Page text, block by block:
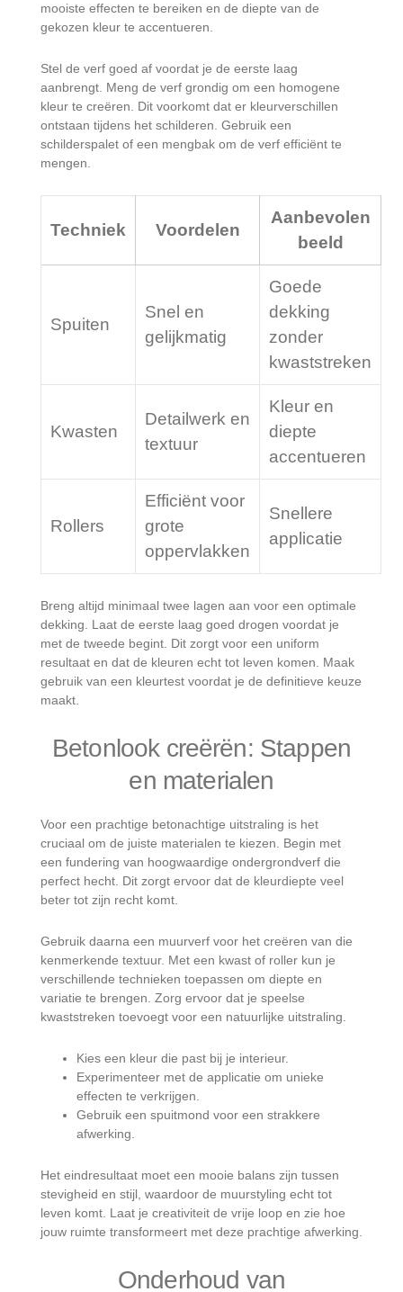
mooiste effecten te bereiken en de diepte van de
gekozen kleur te accentueren.
Stel de verf goed af voordat je de eerste laag
aanbrengt. Meng de verf grondig om een homogene
kleur te creëren. Dit voorkomt dat er kleurverschillen
ontstaan tijdens het schilderen. Gebruik een
schilderspalet of een mengbak om de verf efficiënt te
mengen.
Techniek Voordelen
Aanbevolen
beeld
Spuiten
Snel en
gelijkmatig
Goede
dekking
zonder
kwaststreken
Kwasten
Detailwerk en
textuur
Kleur en
diepte
accentueren
Rollers
Efficiënt voor
grote
oppervlakken
Snellere
applicatie
Breng altijd minimaal twee lagen aan voor een optimale
dekking. Laat de eerste laag goed drogen voordat je
met de tweede begint. Dit zorgt voor een uniform
resultaat en dat de kleuren echt tot leven komen. Maak
gebruik van een kleurtest voordat je de definitieve keuze
maakt.
Betonlook creërën: Stappen
en materialen
Voor een prachtige betonachtige uitstraling is het
cruciaal om de juiste materialen te kiezen. Begin met
een fundering van hoogwaardige ondergrondverf die
perfect hecht. Dit zorgt ervoor dat de kleurdiepte veel
beter tot zijn recht komt.
Gebruik daarna een muurverf voor het creëren van die
kenmerkende textuur. Met een kwast of roller kun je
verschillende technieken toepassen om diepte en
variatie te brengen. Zorg ervoor dat je speelse
kwaststreken toevoegt voor een natuurlijke uitstraling.
Kies een kleur die past bij je interieur.
Experimenteer met de applicatie om unieke
effecten te verkrijgen.
Gebruik een spuitmond voor een strakkere
afwerking.
Het eindresultaat moet een mooie balans zijn tussen
stevigheid en stijl, waardoor de muurstyling echt tot
leven komt. Laat je creativiteit de vrije loop en zie hoe
jouw ruimte transformeert met deze prachtige afwerking.
Onderhoud van